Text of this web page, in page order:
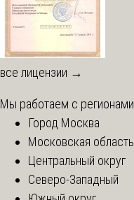
все лицензии →
Мы работаем с регионами
Город Москва
Московская область
Центральный округ
Северо-Западный